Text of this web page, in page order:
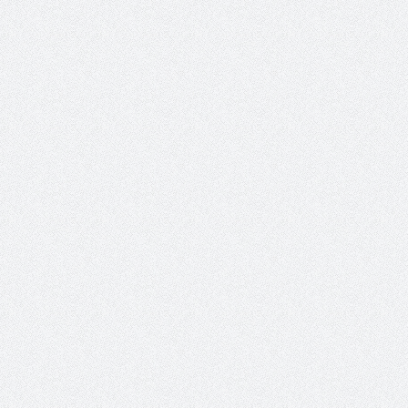
( مشعل بن عبد الله ) … عاشق
نجران
عبد العزيز.. ملك القلوب
وزير حقوق الإنسان اليمني يؤكد أن
انعقاد ملتقى (الوطن